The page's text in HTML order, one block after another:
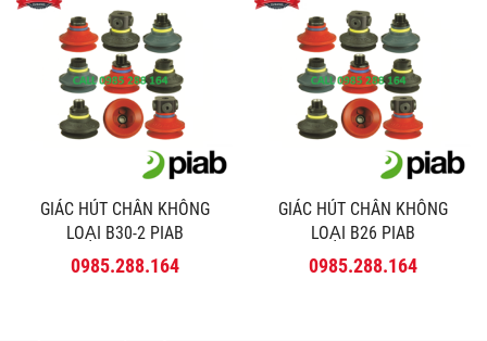
GIÁC HÚT CHÂN KHÔNG
LOẠI B30-2 PIAB
0985.288.164
GIÁC HÚT CHÂN KHÔNG
LOẠI B26 PIAB
0985.288.164